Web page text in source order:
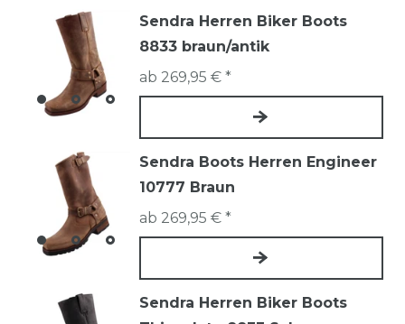
Sendra Herren Biker Boots
8833 braun/antik
ab 269,95 € *
Sendra Boots Herren Engineer
10777 Braun
ab 269,95 € *
Sendra Herren Biker Boots